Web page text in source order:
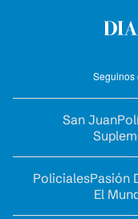
Seguinos
San Juan
PolicialesPasión
El